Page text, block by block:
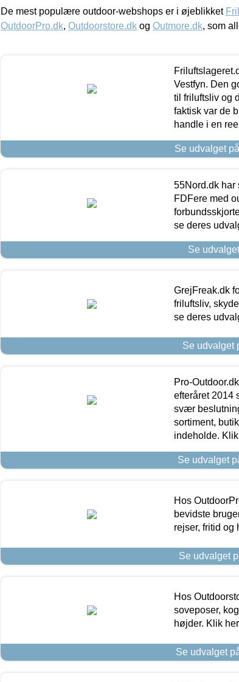
De mest populære outdoor-webshops er i øjeblikket
OutdoorPro.dk, Outdoorstore.dk og Outmore.dk, som
Vestfyn. Den
til friluftsliv og
faktisk var de
handle i en
Se udvalget
55Nord.dk har
FDFere med
se deres
Se
GrejFreak.dk
friluftsliv,
se deres
Se udvalget
Pro-
efteråret 2014
svær
sortiment,
indeholde.
Se udvalget
Hos
bevidste
rejser, fritid og
Se udvalget
Hos
soveposer,
højder. Klik
Se udvalget